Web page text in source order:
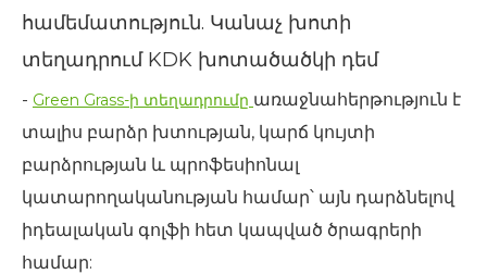
համեմատություն. Կանաչ խոտի
տեղադրում KDK խոտածածկի դեմ
- Green Grass-ի տեղադրումը առաջնահերթություն է
տալիս բարձր խտության, կարճ կույտի
բարձրության և պրոֆեսիոնալ
կատարողականության համար՝ այն դարձնելով
իդեալական գոլֆի հետ կապված ծրագրերի
համար: